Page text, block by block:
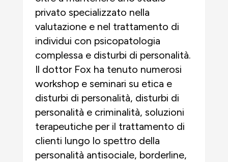
privato specializzato nella
valutazione e nel trattamento di
individui con psicopatologia
complessa e disturbi di personalità.
Il dottor Fox ha tenuto numerosi
workshop e seminari su etica e
disturbi di personalità, disturbi di
personalità e criminalità, soluzioni
terapeutiche per il trattamento di
clienti lungo lo spettro della
personalità antisociale, borderline,